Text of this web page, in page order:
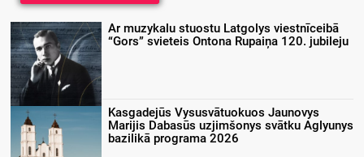
Ar muzykalu stuostu Latgolys viestnīceibā
“Gors” svieteis Ontona Rupaiņa 120. jubileju
Kasgadejūs Vysusvātuokuos Jaunovys
Marijis Dabasūs uzjimšonys svātku Aglyunys
bazilikā programa 2026